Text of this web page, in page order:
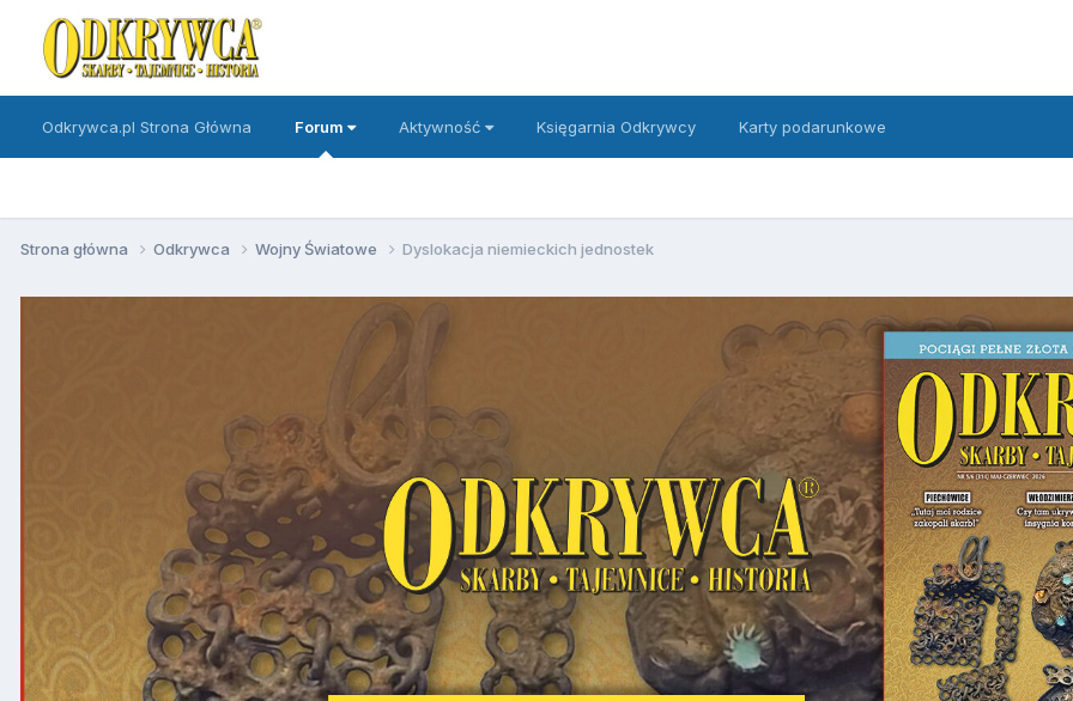
Odkrywca.pl Strona Główna Forum Aktywność Księgarnia Odkrywcy Karty podarunkowe
Strona główna Odkrywca Wojny Światowe Dyslokacja niemieckich jednostek